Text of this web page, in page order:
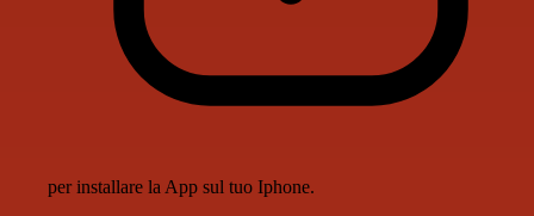
per installare la App sul tuo Iphone.